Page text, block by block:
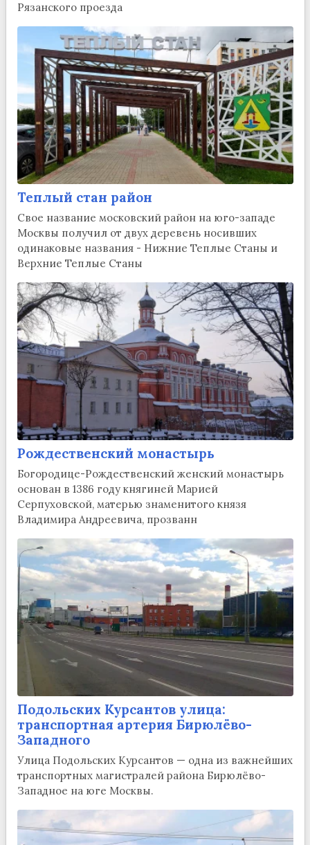
Рязанского проезда
Теплый стан район
Свое название московский район на юго-западе
Москвы получил от двух деревень носивших
одинаковые названия - Нижние Теплые Станы и
Верхние Теплые Станы
Рождественский монастырь
Богородице-Рождественский женский монастырь
основан в 1386 году княгиней Марией
Серпуховской, матерью знаменитого князя
Владимира Андреевича, прозванн
Подольских Курсантов улица:
транспортная артерия Бирюлёво-
Западного
Улица Подольских Курсантов — одна из важнейших
транспортных магистралей района Бирюлёво-
Западное на юге Москвы.